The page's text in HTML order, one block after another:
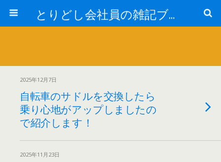
とりどし会社員の雑記ブログ
2025年12月7日
自転車のサドルを交換したら
乗り心地がアップしましたの
で紹介します！
2025年11月23日